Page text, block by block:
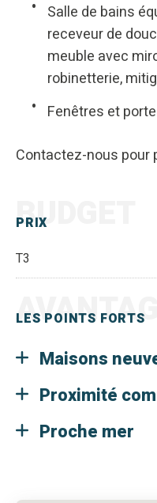
Salle de bains
receveur de
meuble avec
robinetterie,
Fenêtres et
Contactez-nous pour
PRIX
BUDGET
T3
LES POINTS FORTS
Maisons
Proximité
Proche mer